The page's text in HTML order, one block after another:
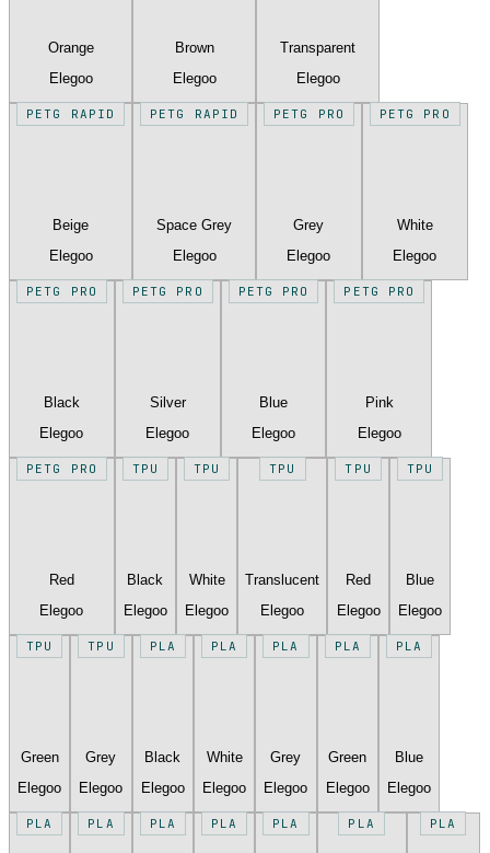
Orange
Elegoo
Brown
Elegoo
Transparent
Elegoo
PETG RAPID
Beige
Elegoo
PETG RAPID
Space Grey
Elegoo
PETG PRO
Grey
Elegoo
PETG PRO
White
Elegoo
PETG PRO
Black
Elegoo
PETG PRO
Silver
Elegoo
PETG PRO
Blue
Elegoo
PETG PRO
Pink
Elegoo
PETG PRO
Red
Elegoo
TPU
Black
Elegoo
TPU
White
Elegoo
TPU
Translucent
Elegoo
TPU
Red
Elegoo
TPU
Blue
Elegoo
TPU
Green
Elegoo
TPU
Grey
Elegoo
PLA
Black
Elegoo
PLA
White
Elegoo
PLA
Grey
Elegoo
PLA
Green
Elegoo
PLA
Blue
Elegoo
PLA PLA PLA PLA PLA PLA PLA